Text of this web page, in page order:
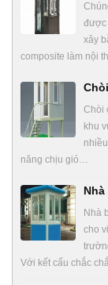
được
xây
composite làm nội
Chòi
khu
năng chịu gió…
Nhà
cho
Với kết cấu chắc